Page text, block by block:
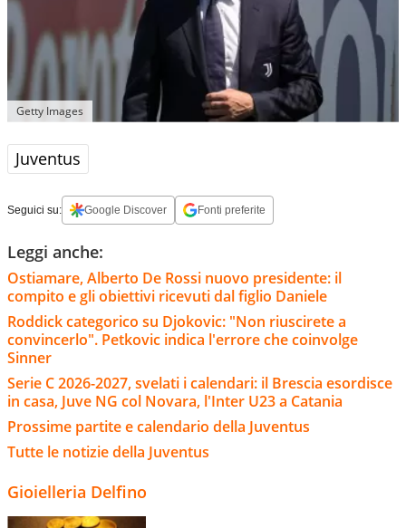
Getty Images
Juventus
Seguici su: Google Discover Fonti preferite
Leggi anche:
Ostiamare, Alberto De Rossi nuovo presidente: il
compito e gli obiettivi ricevuti dal figlio Daniele
Roddick categorico su Djokovic: "Non riuscirete a
convincerlo". Petkovic indica l'errore che coinvolge
Sinner
Serie C 2026-2027, svelati i calendari: il Brescia esordisce
in casa, Juve NG col Novara, l'Inter U23 a Catania
Prossime partite e calendario della Juventus
Tutte le notizie della Juventus
Gioielleria Delfino